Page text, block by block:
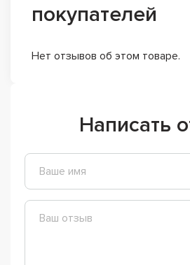
покупателей
Нет отзывов об этом товаре.
Написать